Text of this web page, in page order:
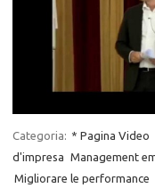
Categoria: * Pagina Video
d'impresa Management
Migliorare le performance